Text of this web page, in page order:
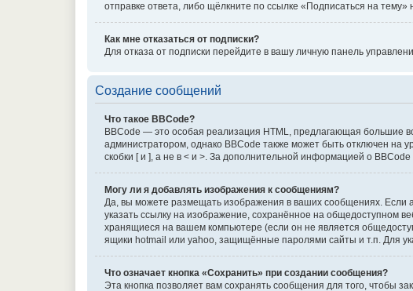
отправке ответа, либо щёлкните по ссылке «Подписаться на
Как мне отказаться от подписки?
Для отказа от подписки перейдите в вашу личную панель
Создание сообщений
Что такое BBCode?
BBCode — это особая реализация HTML, предлагающая большие
администратором, однако BBCode также может быть отключен на
скобки [ и ], а не в < и >. За дополнительной информацией о BBCode
Могу ли я добавлять изображения к сообщениям?
Да, вы можете размещать изображения в ваших сообщениях. Если
указать ссылку на изображение, сохранённое на общедоступном
хранящиеся на вашем компьютере (если он не является
ящики hotmail или yahoo, защищённые паролями сайты и т.п. Для
Что означает кнопка «Сохранить» при создании сообщения?
Эта кнопка позволяет вам сохранять сообщения для того, чтобы